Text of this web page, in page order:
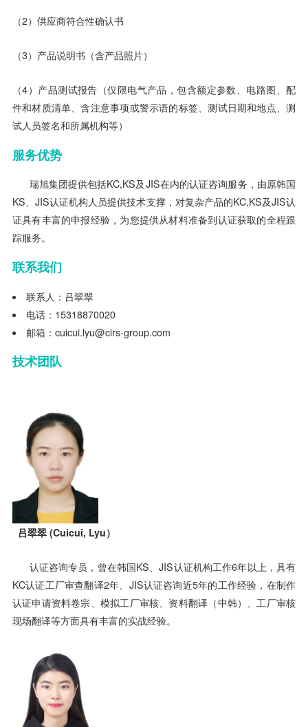
（2）供应商符合性确认书
（3）产品说明书（含产品照片）
（4）产品测试报告（仅限电气产品，包含额定参数、电路图、配
件和材质清单、含注意事项或警示语的标签、测试日期和地点、测
试人员签名和所属机构等）
服务优势
瑞旭集团提供包括KC,KS及JIS在内的认证咨询服务，由原韩国
KS、JIS认证机构人员提供技术支撑，对复杂产品的KC,KS及JIS认
证具有丰富的申报经验，为您提供从材料准备到认证获取的全程跟
踪服务。
联系我们
联系人：吕翠翠
电话：15318870020
邮箱：cuicui.lyu@cirs-group.com
技术团队
吕翠翠 (Cuicui, Lyu）
认证咨询专员，曾在韩国KS、JIS认证机构工作6年以上，具有
KC认证工厂审查翻译2年、JIS认证咨询近5年的工作经验，在制作
认证申请资料卷宗、模拟工厂审核、资料翻译（中韩）、工厂审核
现场翻译等方面具有丰富的实战经验。